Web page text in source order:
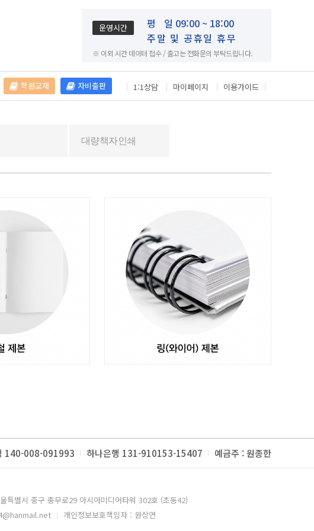
운영시간 평
일 09:00 ~ 18:00
주말 및 공휴일 휴무
※ 이외 시간 데이터 접수 / 출고는 전화문의 부탁드립니다.
학원교재 자비출판 1:1상담 마이페이지 이용가이드
대량책자인쇄
140-008-091993 하나은행 131-910153-15407 예금주 : 원종한
특별시 중구 충무로29 아시아미디어타워 302호 (초동42)
개인정보보호책임자 : 원상연